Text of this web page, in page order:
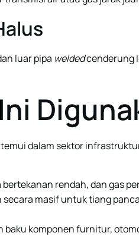
luar pipa weldedcenderung
dalam sektor
rendah, dan gas
secara masif untuk tiang
baku komponen furnitur,